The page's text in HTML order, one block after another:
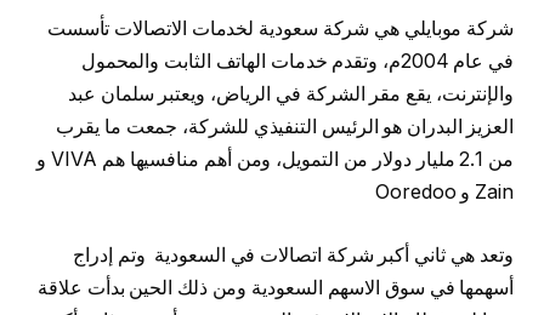
شركة موبايلي هي شركة سعودية لخدمات الاتصالات تأسست
في عام 2004م، وتقدم خدمات الهاتف الثابت والمحمول
والإنترنت، يقع مقر الشركة في الرياض، ويعتبر سلمان عبد
العزيز البدران هو الرئيس التنفيذي للشركة، جمعت ما يقرب
من 2.1 مليار دولار من التمويل، ومن أهم منافسيها هم VIVA و
Zain و Ooredoo
وتعد هي ثاني أكبر شركة اتصالات في السعودية وتم إدراج
أسهمها في سوق الاسهم السعودية ومن ذلك الحين بدأت علاقة